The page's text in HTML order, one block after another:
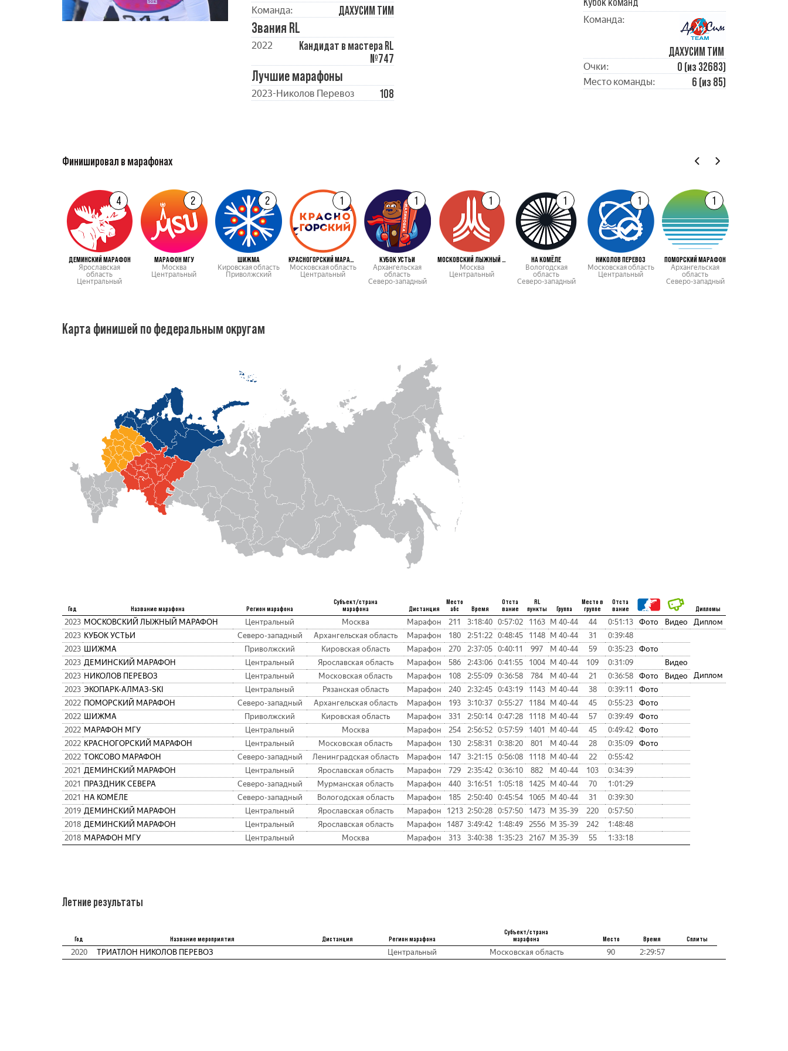
Команда: ДАХУСИМ ТИМ
Звания RL
2022
Кандидат в мастера RL
№747
Лучшие марафоны
2023-Николов Перевоз 108
Команда:
ДАХУСИМ ТИМ
Очки: 0 (из 32683)
Место команды: 6 (из 85)
Финишировал в марафонах
4
ДЕМИНСКИЙ МАРАФОН
Ярославская
область
Центральный
2
МАРАФОН МГУ
Москва
Центральный
2
ШИЖМА
Кировская область
Приволжский
1
КРАСНОГОРСКИЙ МАРАФОН
Московская область
Центральный
1
КУБОК УСТЬИ
Архангельская
область
Северо-западный
1
МОСКОВСКИЙ ЛЫЖНЫЙ МАРАФОН
Москва
Центральный
1
НА КОМЁЛЕ
Вологодская
область
Северо-западный
1
НИКОЛОВ ПЕРЕВОЗ
Московская область
Центральный
1
ПОМОРСКИЙ МАРАФОН
Архангельская
область
Северо-западный
Карта финишей по федеральным округам
Год Название марафона Регион марафона
Субъект/страна
марафона
Дистанция
Место
абс
Время
Отста
вание
RL
пункты
Группа
Место в
группе
Отста
вание
Дипломы
2023 МОСКОВСКИЙ ЛЫЖНЫЙ МАРАФОН Центральный Москва Марафон 211 3:18:40 0:57:02 1163 М 40-44 44 0:51:13 Фото Видео
Диплом
2023 КУБОК УСТЬИ Северо-западный Архангельская область Марафон 180 2:51:22 0:48:45 1148 М 40-44 31
0:39:48
2023 ШИЖМА Приволжский Кировская область Марафон 270 2:37:05 0:40:11 997 М 40-44 59 0:35:23
Фото
2023 ДЕМИНСКИЙ МАРАФОН Центральный Ярославская область Марафон 586 2:43:06 0:41:55 1004 М 40-44 109 0:31:09
Видео
2023 НИКОЛОВ ПЕРЕВОЗ Центральный Московская область Марафон 108 2:55:09 0:36:58 784 М 40-44 21 0:36:58 Фото Видео
Диплом
2023 ЭКОПАРК-АЛМАЗ-SKI Центральный Рязанская область Марафон 240 2:32:45 0:43:19 1143 М 40-44 38 0:39:11
Фото
2022 ПОМОРСКИЙ МАРАФОН Северо-западный Архангельская область Марафон 193 3:10:37 0:55:27 1184 М 40-44 45 0:55:23
Фото
2022 ШИЖМА Приволжский Кировская область Марафон 331 2:50:14 0:47:28 1118 М 40-44 57 0:39:49
Фото
2022 МАРАФОН МГУ Центральный Москва Марафон 254 2:56:52 0:57:59 1401 М 40-44 45 0:49:42
Фото
2022 КРАСНОГОРСКИЙ МАРАФОН Центральный Московская область Марафон 130 2:58:31 0:38:20 801 М 40-44 28 0:35:09
Фото
2022 ТОКСОВО МАРАФОН Северо-западный Ленинградская область Марафон 147 3:21:15 0:56:08 1118 М 40-44 22
0:55:42
2021 ДЕМИНСКИЙ МАРАФОН Центральный Ярославская область Марафон 729 2:35:42 0:36:10 882 М 40-44 103
0:34:39
2021
ПРАЗДНИК СЕВЕРА Северо-западный Мурманская область Марафон 440 3:16:51 1:05:18 1425 М 40-44 70
1:01:29
2021
НА КОМЁЛЕ Северо-западный Вологодская область Марафон 185 2:50:40 0:45:54 1065 М 40-44 31
0:39:30
2019 ДЕМИНСКИЙ МАРАФОН Центральный Ярославская область Марафон 1213 2:50:28 0:57:50 1473 М 35-39 220
0:57:50
2018 ДЕМИНСКИЙ МАРАФОН Центральный Ярославская область Марафон 1487 3:49:42 1:48:49 2556 М 35-39 242
1:48:48
2018 МАРАФОН МГУ Центральный Москва Марафон 313 3:40:38 1:35:23 2167 М 35-39 55 1:33:18
Летние результаты
Год Название мероприятия Дистанция Регион марафона
Субъект/страна
марафона
Место Время Сплиты
2020 ТРИАТЛОН НИКОЛОВ ПЕРЕВОЗ Центральный Московская область 90 2:29:57